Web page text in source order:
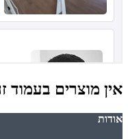
אין מוצרים בעמוד
אודות